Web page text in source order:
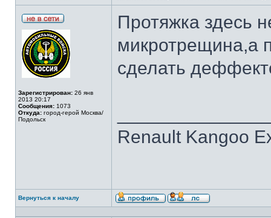
Зарегистрирован: 26 янв
2013 20:17
Сообщения: 1073
Откуда: город-герой Москва/
Подольск
Протяжка здесь
микротрещина,а
сделать
Renault Kangoo
Вернуться к началу